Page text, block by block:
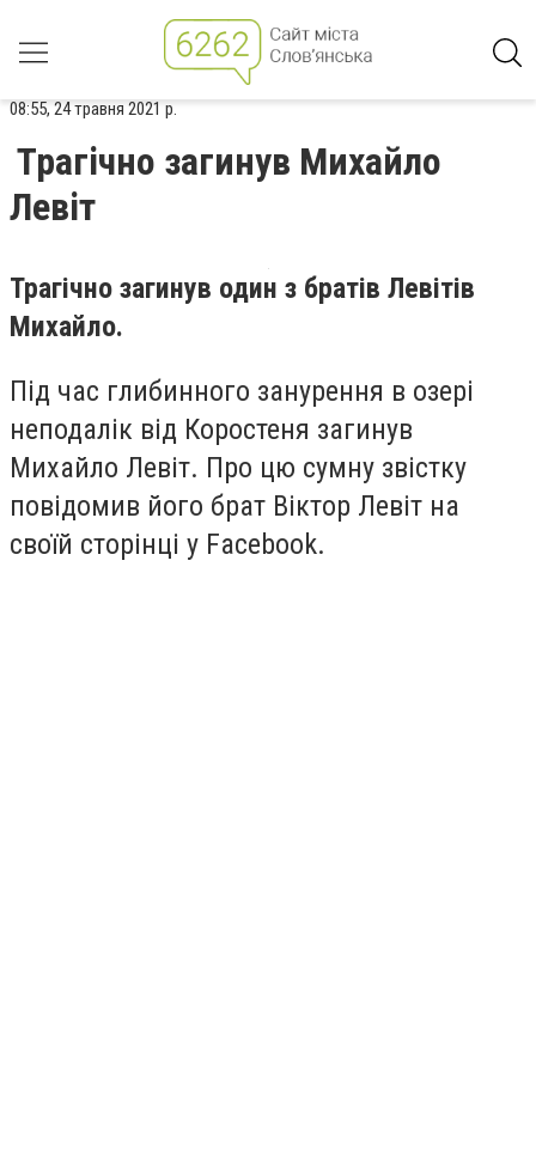
08:55, 24 травня 2021 р.
Трагічно загинув Михайло
Левіт
Трагічно загинув один з братів Левітів
Михайло.
Під час глибинного занурення в озері
неподалік від Коростеня загинув
Михайло Левіт. Про цю сумну звістку
повідомив його брат Віктор Левіт на
своїй сторінці у Facebook.